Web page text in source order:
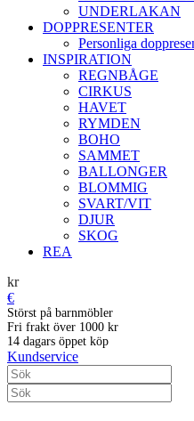
UNDERLAKAN
DOPPRESENTER
Personliga
INSPIRATION
REGNBÅGE
CIRKUS
HAVET
RYMDEN
BOHO
SAMMET
BALLONGER
BLOMMIG
SVART/VIT
DJUR
SKOG
REA
kr
€
Störst på barnmöbler
Fri frakt över 1000 kr
14 dagars öppet köp
Kundservice